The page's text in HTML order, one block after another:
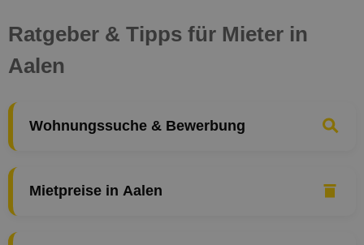
Ratgeber & Tipps für Mieter in
Aalen
Wohnungssuche & Bewerbung
Mietpreise in Aalen